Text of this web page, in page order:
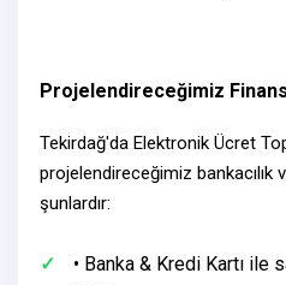
Projelendireceğimiz
Tekirdağ'da Elektronik Ücret
projelendireceğimiz
şunlardır:
• Banka & Kredi Kartı ile